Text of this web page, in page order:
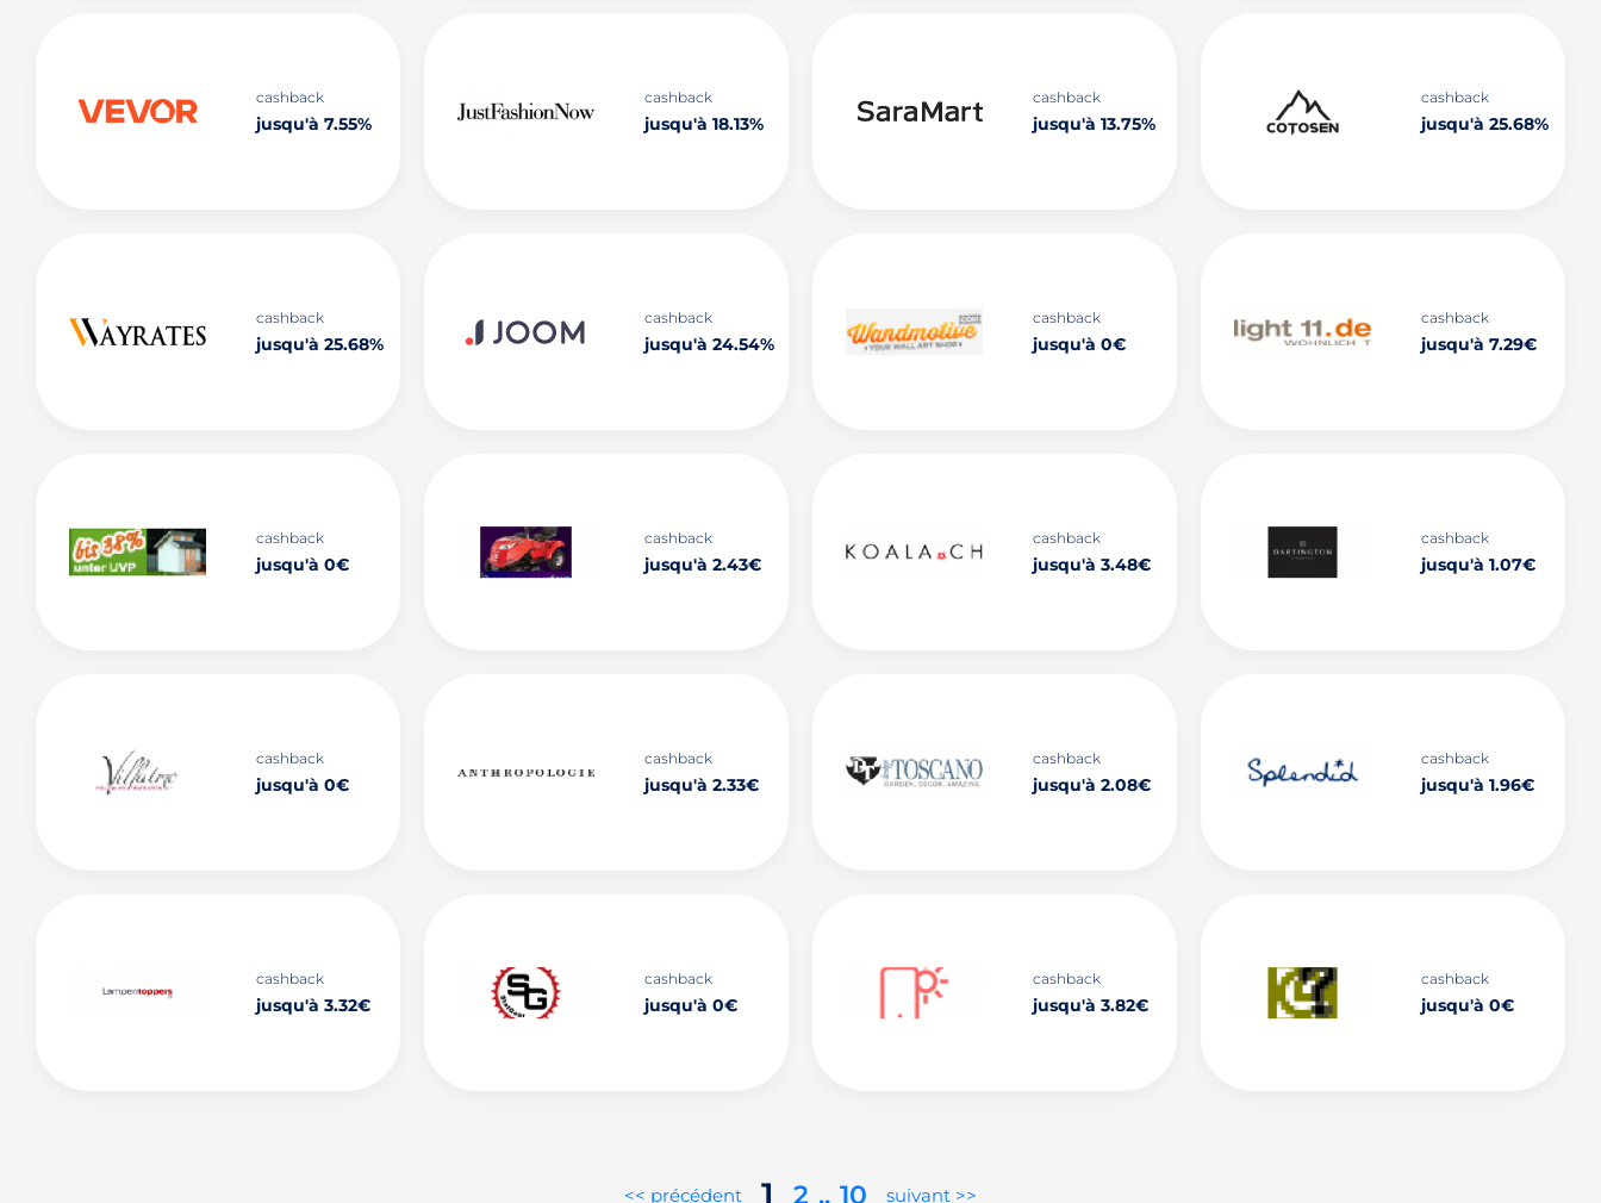
cashback
jusqu'à 7.55%
cashback
jusqu'à 18.13%
cashback
jusqu'à 13.75%
cashback
jusqu'à 25.68%
cashback
jusqu'à 25.68%
cashback
jusqu'à 24.54%
cashback
jusqu'à 0€
cashback
jusqu'à 7.29€
cashback
jusqu'à 0€
cashback
jusqu'à 2.43€
cashback
jusqu'à 3.48€
cashback
jusqu'à 1.07€
cashback
jusqu'à 0€
cashback
jusqu'à 2.33€
cashback
jusqu'à 2.08€
cashback
jusqu'à 1.96€
cashback
jusqu'à 3.32€
cashback
jusqu'à 0€
cashback
jusqu'à 3.82€
cashback
jusqu'à 0€
<< précédent 1 2 .. 10 suivant >>